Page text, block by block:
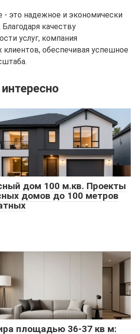
это надежное и экономически
качеству
услуг, компания
обеспечивая успешное
дом 100 м.кв. Проекты
домов до 100 метров
площадью 36-37 кв м: